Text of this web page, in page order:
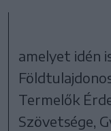
amelyet idén
Termelők
Szövetsége,